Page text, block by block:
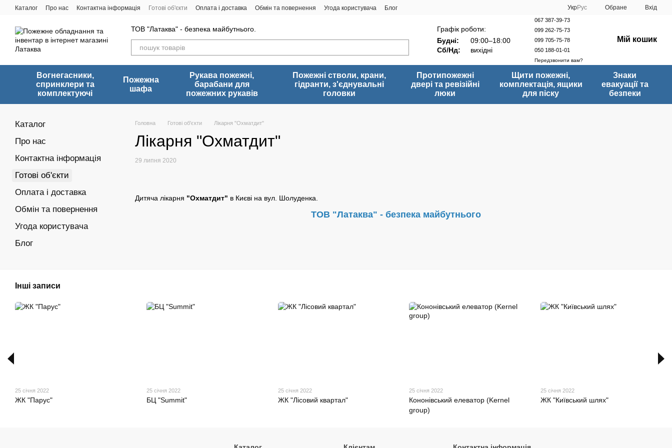
Перейти до основного контенту
Каталог Про нас Контактна інформація Готові об'єкти Оплата і доставка Обмін та повернення Угода користувача Блог УкрРус Обране Вхід
ТОВ "Латаква" - безпека майбутнього.
Графік роботи:
Будні:
09:00–18:00
Сб/Нд:
вихідні
067 387-39-73
099 262-75-73
099 705-75-78
050 188-01-01
Передзвонити вам?
Мій кошик
Вогнегасники,
спринклери та
комплектуючі
Пожежна
шафа
Рукава пожежні,
барабани для
пожежних рукавів
Пожежні стволи, крани,
гідранти, з'єднувальні
головки
Протипожежні
двері та ревізійні
люки
Щити пожежні,
комплектація, ящики
для піску
Знаки
евакуації та
безпеки
Головна Готові об'єкти Лікарня "Охматдит"
Лікарня "Охматдит"
29 липня 2020
Дитяча лікарня "Охматдит" в Києві на вул. Шолуденка.
ТОВ "Латаква" - безпека майбутнього
Каталог
Про нас
Контактна інформація
Готові об'єкти
Оплата і доставка
Обмін та повернення
Угода користувача
Блог
Інші записи
25 січня 2022
ЖК "Парус"
25 січня 2022
БЦ "Summit"
25 січня 2022
ЖК "Лісовий квартал"
25 січня 2022
Кононівський елеватор (Kernel
group)
25 січня 2022
ЖК "Київський шлях"